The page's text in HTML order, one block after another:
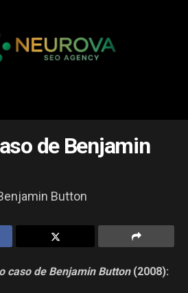
de Benjamin
Button
caso de Benjamin Button(2008):